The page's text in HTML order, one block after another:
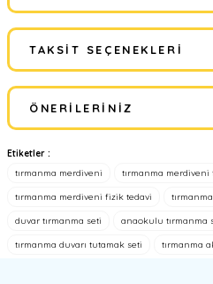
Bu ürüne ilk
Yorum
TAKSIT SEÇENEKLERI
ÖNERILERINIZ
Bu ürünün fiyat bilgisi, resim, ürün
konularda yetersiz gördüğünüz
tarafımıza iletebilirsiniz.
Etiketler :
tırmanma merdiveni
tırmanma merdiveni
tırmanma merdiveni fizik tedavi
duvar tırmanma seti anaokulu tırmanma
tırmanma duvarı tutamak seti tırmanma